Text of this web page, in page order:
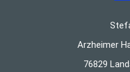
Arzheimer
76829